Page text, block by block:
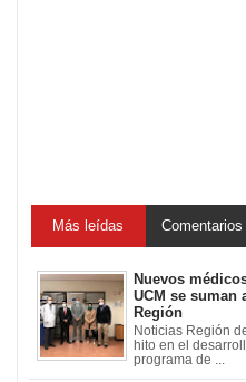
Más leídas Comentarios
Nuevos
UCM se suman
Región
Noticias Región
hito en el
programa de ...